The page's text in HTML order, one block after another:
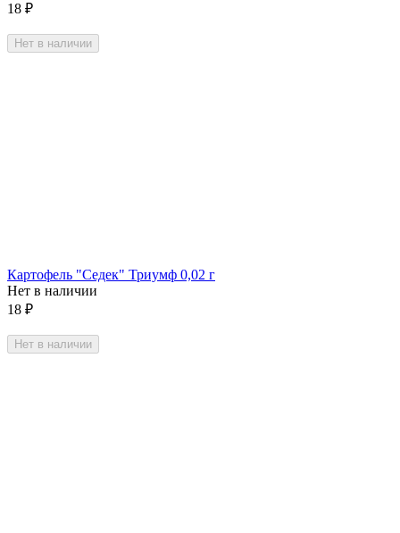
18 ₽
Нет в наличии
Картофель "Седек" Триумф 0,02 г
Нет в наличии
18 ₽
Нет в наличии